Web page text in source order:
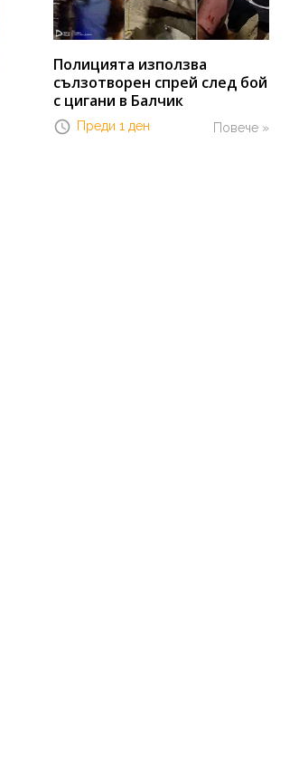
Полицията използва
сълзотворен спрей след бой
с цигани в Балчик
Повече »
Преди 1 ден